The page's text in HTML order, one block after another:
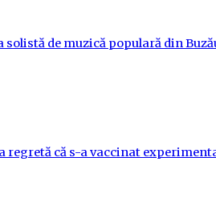
de muzică populară din
regretă că s-a vaccinat